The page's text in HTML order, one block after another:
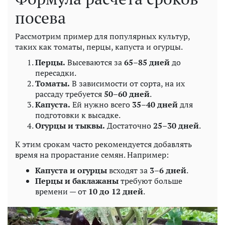
посева
Рассмотрим пример для популярных культур,
таких как томаты, перцы, капуста и огурцы.
Перцы. Высеваются за65–85 днейдо
пересадки.
Томаты. В зависимости от сорта, на их
рассаду требуется50–60 дней.
Капуста. Ей нужно всего 35–40 днейдля
подготовки к высадке.
Огурцы и тыквы. Достаточно25–30 дней.
К этим срокам часто рекомендуется добавлять
время на прорастание семян. Например:
Капуста и огурцывсходят за 3–6 дней.
Перцы и баклажанытребуют больше
времени — от 10 до 12 дней.